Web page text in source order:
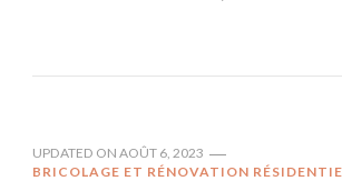
UPDATED ON AOÛT 6, 2023
BRICOLAGE ET RÉNOVATION